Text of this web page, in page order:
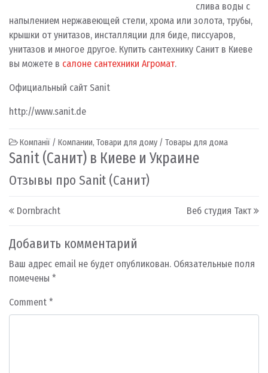
слива воды с
напылением нержавеющей стели, хрома или золота, трубы,
крышки от унитазов, инсталляции для биде, писсуаров,
унитазов и многое другое. Купить сантехнику Санит в Киеве
вы можете в салоне сантехники Агромат.
Официальный сайт Sanit
http://www.sanit.de
Компанії / Компании, Товари для дому / Товары для дома
Sanit (Санит) в Киеве и Украине
Отзывы про Sanit (Санит)
Post navigation
Dornbracht Веб студия Такт
Добавить комментарий
Ваш адрес email не будет опубликован. Обязательные поля
помечены *
Comment *